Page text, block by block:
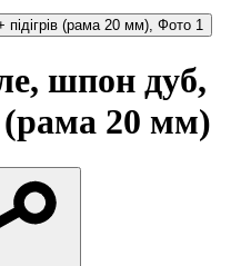
(рама 20 мм), Фото 1
шпон дуб,
(рама 20 мм)